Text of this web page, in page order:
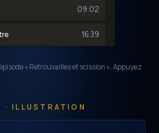
« Retrouvailles et scission ». Appuyez
ILLUSTRATION